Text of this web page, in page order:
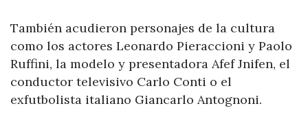
También acudieron personajes de la cultura
como los actores Leonardo Pieraccioni y Paolo
Ruffini, la modelo y presentadora Afef Jnifen, el
conductor televisivo Carlo Conti o el
exfutbolista italiano Giancarlo Antognoni.